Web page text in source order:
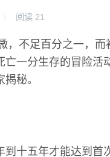
阅读 21
，不足百分之一，而
一分生存的冒险活
秘。
十五年才能达到首